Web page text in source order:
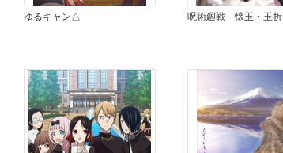
ゆるキャン△ 呪術廻戦 懐玉・玉折